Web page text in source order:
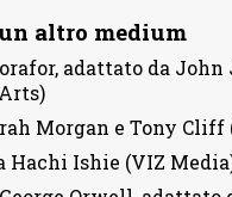
altro medium
adattato da John
Morgan e Tony
Hachi Ishie (VIZ